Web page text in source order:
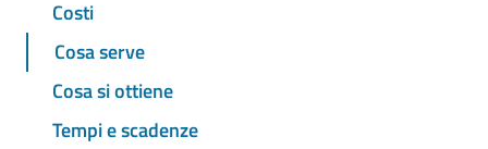
Costi
Cosa serve
Cosa si ottiene
Tempi e scadenze